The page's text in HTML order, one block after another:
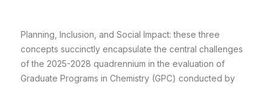
Planning, Inclusion, and Social Impact: these three
concepts succinctly encapsulate the central challenges
of the 2025-2028 quadrennium in the evaluation of
Graduate Programs in Chemistry (GPC) conducted by